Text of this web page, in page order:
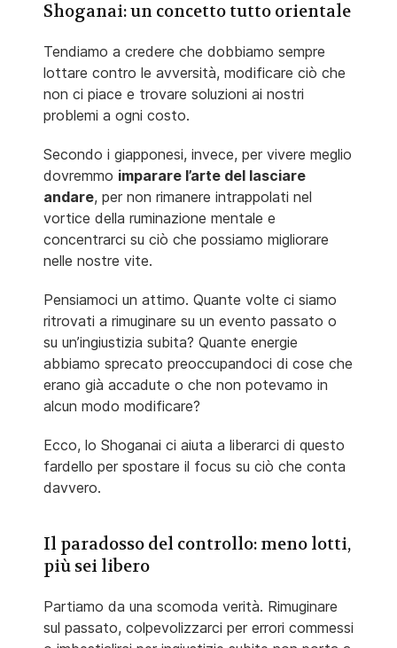
Shoganai: un concetto tutto orientale
Tendiamo a credere che dobbiamo sempre
lottare contro le avversità, modificare ciò che
non ci piace e trovare soluzioni ai nostri
problemi a ogni costo.
Secondo i giapponesi, invece, per vivere meglio
dovremmo imparare l’arte del lasciare
andare, per non rimanere intrappolati nel
vortice della ruminazione mentale e
concentrarci su ciò che possiamo migliorare
nelle nostre vite.
Pensiamoci un attimo. Quante volte ci siamo
ritrovati a rimuginare su un evento passato o
su un’ingiustizia subita? Quante energie
abbiamo sprecato preoccupandoci di cose che
erano già accadute o che non potevamo in
alcun modo modificare?
Ecco, lo Shoganai ci aiuta a liberarci di questo
fardello per spostare il focus su ciò che conta
davvero.
Il paradosso del controllo: meno lotti,
più sei libero
Partiamo da una scomoda verità. Rimuginare
sul passato, colpevolizzarci per errori commessi